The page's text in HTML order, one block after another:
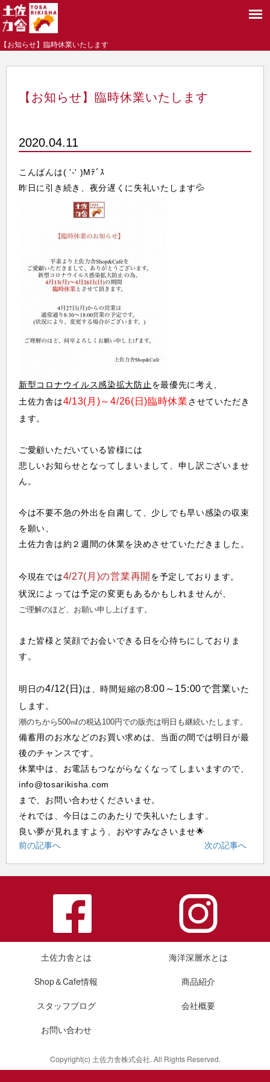
【お知らせ】臨時休業いたします
【お知らせ】臨時休業いたします
2020.04.11
こんばんは( '-' )Mﾃﾞｽ
昨日に引き続き、夜分遅くに失礼いたします💦
新型コロナウイルス感染拡大防止 を最優先に考え、
土佐力舎は4/13(月)～4/26(日)臨時休業させていただき
ます。
ご愛顧いただいている皆様には
悲しいお知らせとなってしまいまして、申し訳ございませ
ん。
今は不要不急の外出を自粛して、少しでも早い感染の収束
を願い、
土佐力舎は約２週間の休業を決めさせていただきました。
今現在では4/27(月)の営業再開 を予定しております。
状況によっては予定の変更もあるかもしれませんが、
ご理解のほど、お願い申し上げます。
また皆様と笑顔でお会いできる日を心待ちにしておりま
す。
明日の4/12(日)は、時間短縮の8:00～15:00で営業いた
します。
潮のちから500㎖の税込100円での販売は明日も継続いたします。
備蓄用のお水などのお買い求めは、当面の間では明日が最
後のチャンスです。
休業中は、お電話もつながらなくなってしまいますので、
info@tosarikisha.com
まで、お問い合わせくださいませ。
それでは、今日はこのあたりで失礼いたします。
良い夢が見れますよう、おやすみなさいませ🌟
前の記事へ
次の記事へ
土佐力舎とは
海洋深層水とは
Shop＆Cafe情報
商品紹介
スタッフブログ
会社概要
お問い合わせ
Copyright(c) 土佐力舎株式会社. All Rights Reserved.